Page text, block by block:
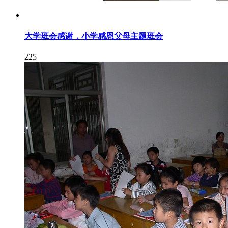
大学班会感谢，小学感恩父母主题班会
225